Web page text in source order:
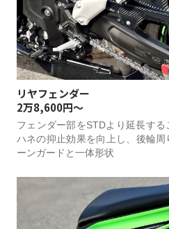
リヤフェンダー
2万8,600円～
フェンダー部をSTDより延長す
ハネの抑止効果を向上し、後輪
ーンガードと一体形状